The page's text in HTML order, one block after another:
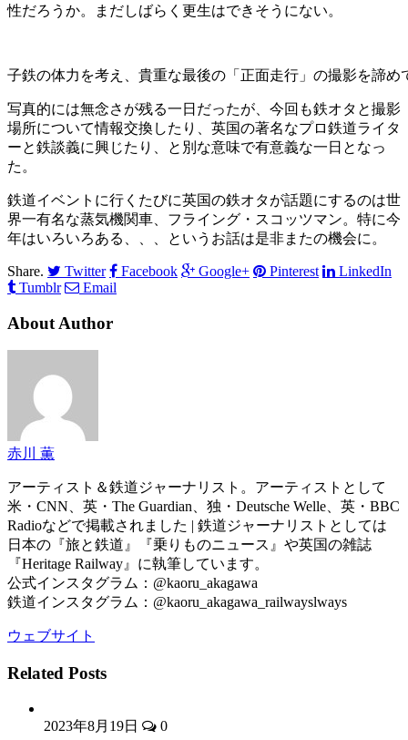
性だろうか。まだしばらく更生はできそうにない。
子鉄の体力を考え、貴重な最後の「正面走行」の撮影を諦め
写真的には無念さが残る一日だったが、今回も鉄オタと撮影
場所について情報交換したり、英国の著名なプロ鉄道ライタ
ーと鉄談義に興じたり、と別な意味で有意義な一日となっ
た。
鉄道イベントに行くたびに英国の鉄オタが話題にするのは世
界一有名な蒸気機関車、フライング・スコッツマン。特に今
年はいろいろある、、、というお話は是非またの機会に。
Share. Twitter Facebook Google+ Pinterest
LinkedIn
Tumblr
Email
About Author
赤川 薫
アーティスト＆鉄道ジャーナリスト。アーティストとして
米・CNN、英・The Guardian、独・Deutsche Welle、英・BBC
Radioなどで掲載されました | 鉄道ジャーナリストとしては
日本の『旅と鉄道』『乗りものニュース』や英国の雑誌
『Heritage Railway』に執筆しています。
公式インスタグラム：@kaoru_akagawa
鉄道インスタグラム：@kaoru_akagawa_railwayslways
ウェブサイト
Related Posts
2023年8月19日 0